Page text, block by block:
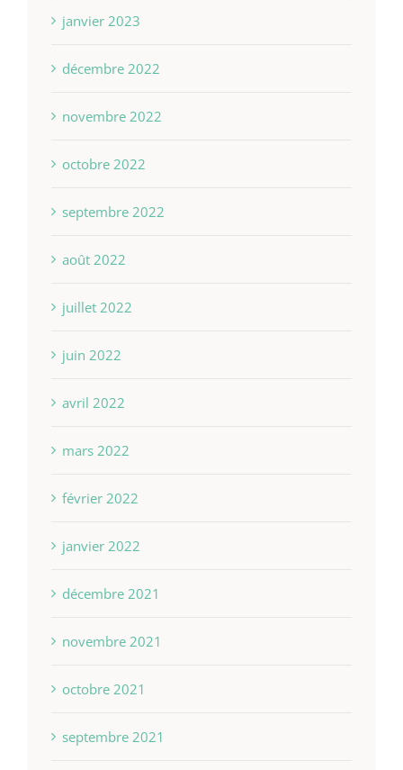
janvier 2023
décembre 2022
novembre 2022
octobre 2022
septembre 2022
août 2022
juillet 2022
juin 2022
avril 2022
mars 2022
février 2022
janvier 2022
décembre 2021
novembre 2021
octobre 2021
septembre 2021